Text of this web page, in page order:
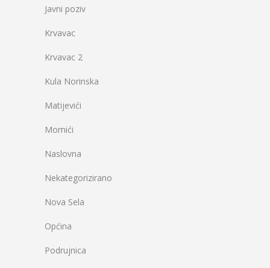
Javni poziv
Krvavac
Krvavac 2
Kula Norinska
Matijevići
Momići
Naslovna
Nekategorizirano
Nova Sela
Općina
Podrujnica